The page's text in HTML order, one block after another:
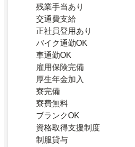
残業手当あり
交通費支給
正社員登用あり
バイク通勤OK
車通勤OK
雇用保険完備
厚生年金加入
寮完備
寮費無料
ブランクOK
資格取得支援制度
制服貸与